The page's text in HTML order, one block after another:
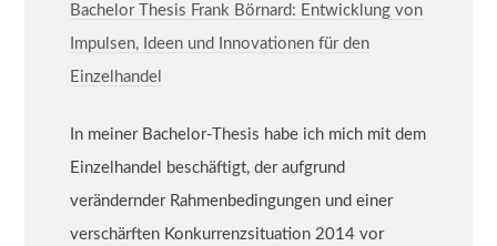
Bachelor Thesis Frank Börnard: Entwicklung von
Impulsen, Ideen und Innovationen für den
Einzelhandel
In meiner Bachelor-Thesis habe ich mich mit dem
Einzelhandel beschäftigt, der aufgrund
verändernder Rahmenbedingungen und einer
verschärften Konkurrenzsituation 2014 vor